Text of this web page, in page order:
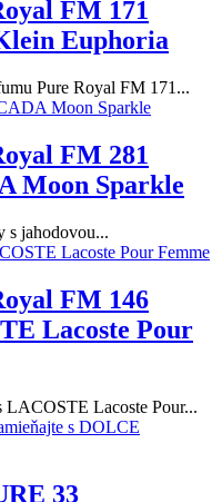
FM 171
Euphoria
Pure Royal FM 171...
FM 281
Moon Sparkle
s jahodovou...
FM 146
Lacoste Pour
LACOSTE Lacoste Pour...
33